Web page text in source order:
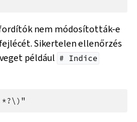
nem módosították-e
Sikertelen ellenőrzés
például # Indice